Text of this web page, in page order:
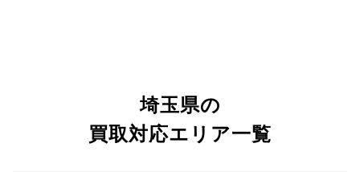
埼玉県の
買取対応エリア一覧